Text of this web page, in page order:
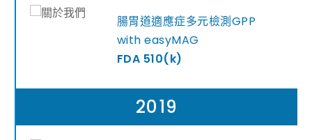
腸胃道適應症多元檢測GPP
with easyMAG
FDA 510(k)
2019